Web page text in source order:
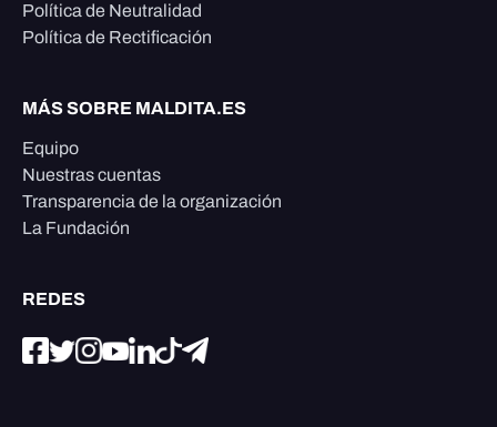
Política de Neutralidad
Política de Rectificación
MÁS SOBRE MALDITA.ES
Equipo
Nuestras cuentas
Transparencia de la organización
La Fundación
REDES